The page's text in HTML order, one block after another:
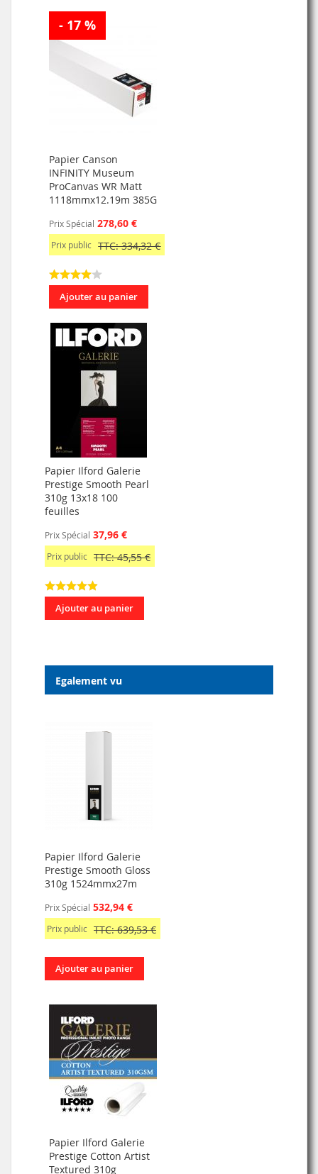
- 17 %
Papier Canson
INFINITY Museum
ProCanvas WR Matt
1118mmx12.19m 385G
Prix Spécial 278,60 €
Prix public TTC: 334,32 €
Ajouter au panier
Papier Ilford Galerie
Prestige Smooth Pearl
310g 13x18 100
feuilles
Prix Spécial 37,96 €
Prix public TTC: 45,55 €
Ajouter au panier
Egalement vu
Papier Ilford Galerie
Prestige Smooth Gloss
310g 1524mmx27m
Prix Spécial 532,94 €
Prix public TTC: 639,53 €
Ajouter au panier
Papier Ilford Galerie
Prestige Cotton Artist
Textured 310g